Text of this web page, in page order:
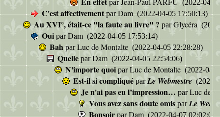
par (2022-04-
C'est affectivementparDam (2022-04-05 17:50:13)
Au XVI°, était-ce "la faute au livre" ? parGlycéra
Oui parDam (2022-04-05 17:53:14)
Bah parLuc de Montalte (2022-04-05 22:28:28)
Quelle parDam (2022-04-05 22:54:06)
N'importe quoi parLuc de Montalte (2022-04-
Est-il si compliqué parLe Webmestre (2022-
Je n'ai pas eu l’impression… parLuc de
Vous avez sans doute omisparLe
Bonsoir parDam (2022-04-07 02:02:06)